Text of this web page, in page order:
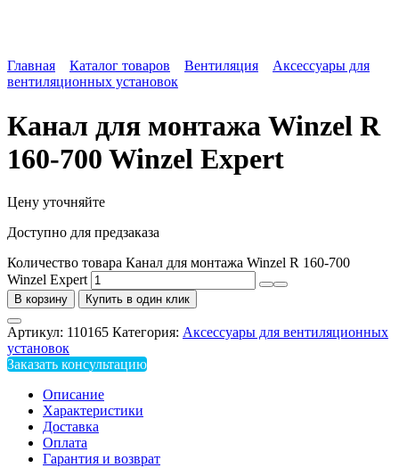
Главная Каталог товаров Вентиляция
Аксессуары для
вентиляционных установок
Канал для монтажа Winzel R
160-700 Winzel Expert
Цену уточняйте
Доступно для предзаказа
Количество товара Канал для монтажа Winzel R 160-700
Winzel Expert
В корзину Купить в один клик
Артикул: 110165 Категория: Аксессуары для вентиляционных
установок
Заказать консультацию
Описание
Характеристики
Доставка
Оплата
Гарантия и возврат